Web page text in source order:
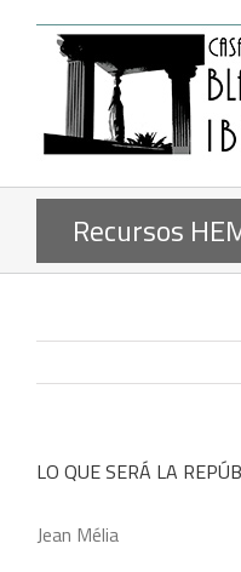
contenido
Recursos
LO QUE SERÁ LA
Jean Mélia